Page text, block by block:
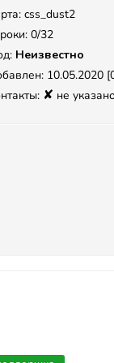
css_dust2
0/32
Неизвестно
10.05.2020
✘ не